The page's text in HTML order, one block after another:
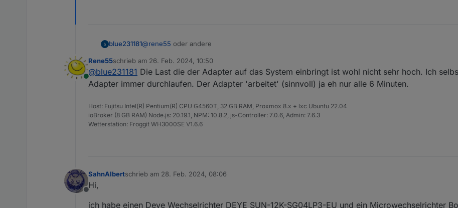
blue231181@rene55 oder andere
Ich habe mir überlegt ob es nicht sinnvoll wäre die Abfragen vom Adapter Nachts zu deaktivieren.
euch schon?
Quasi von 22:00 bis 04:30 Uhr Adapter stoppen.
Viele Grüße
Online
Rene55schrieb am 26. Feb. 2024, 10:50
zuletzt editiert von
@blue231181 Die Last die der Adapter auf das System einbringt ist wohl nicht sehr hoch. Ich
Adapter immer durchlaufen. Der Adapter 'arbeitet' (sinnvoll) ja eh nur alle 6 Minuten.
Host: Fujitsu Intel(R) Pentium(R) CPU G4560T, 32 GB RAM, Proxmox 8.x + lxc Ubuntu 22.04
ioBroker (8 GB RAM) Node.js: 20.19.1, NPM: 10.8.2, js-Controller: 7.0.6, Admin: 7.6.3
Wetterstation: Froggit WH3000SE V1.6.6
Offline
SahnAlbertschrieb am 28. Feb. 2024, 08:06
zuletzt editiert von
Hi,
ich habe einen Deye Wechselrichter DEYE SUN-12K-SG04LP3-EU und ein Microwechselrichter